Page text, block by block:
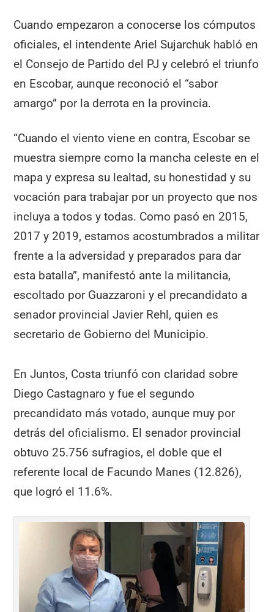
Cuando empezaron a conocerse los cómputos
oficiales, el intendente Ariel Sujarchuk habló en
el Consejo de Partido del PJ y celebró el triunfo
en Escobar, aunque reconoció el “sabor
amargo” por la derrota en la provincia.
“Cuando el viento viene en contra, Escobar se
muestra siempre como la mancha celeste en el
mapa y expresa su lealtad, su honestidad y su
vocación para trabajar por un proyecto que nos
incluya a todos y todas. Como pasó en 2015,
2017 y 2019, estamos acostumbrados a militar
frente a la adversidad y preparados para dar
esta batalla”, manifestó ante la militancia,
escoltado por Guazzaroni y el precandidato a
senador provincial Javier Rehl, quien es
secretario de Gobierno del Municipio.
En Juntos, Costa triunfó con claridad sobre
Diego Castagnaro y fue el segundo
precandidato más votado, aunque muy por
detrás del oficialismo. El senador provincial
obtuvo 25.756 sufragios, el doble que el
referente local de Facundo Manes (12.826),
que logró el 11.6%.